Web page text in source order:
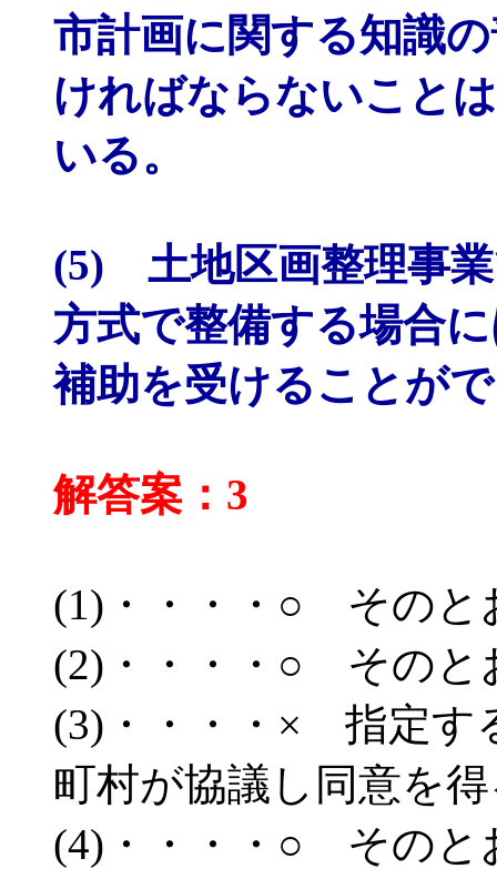
市計画に関する知識
ければならないこと
いる。
(5) 土地区画整理事
方式で整備する場合
補助を受けることが
解答案：3
(1)・・・・○ そのと
(2)・・・・○ そのと
(3)・・・・× 指定す
町村が協議し同意を
(4)・・・・○ そのと